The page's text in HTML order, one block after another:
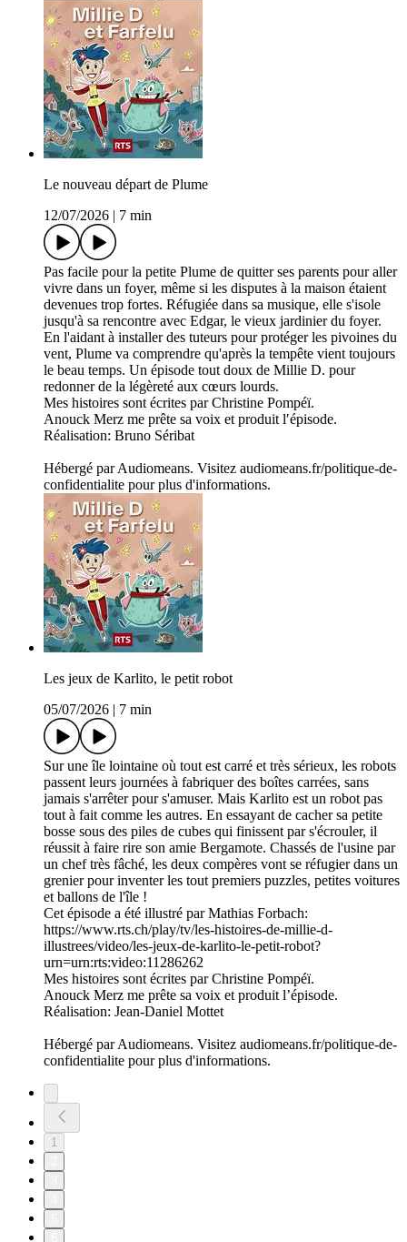
Le nouveau départ de Plume
12/07/2026
7 min
Pas facile pour la petite Plume de quitter ses parents pour aller
vivre dans un foyer, même si les disputes à la maison étaient
devenues trop fortes. Réfugiée dans sa musique, elle s'isole
jusqu'à sa rencontre avec Edgar, le vieux jardinier du foyer.
En l'aidant à installer des tuteurs pour protéger les pivoines du
vent, Plume va comprendre qu'après la tempête vient toujours
le beau temps. Un épisode tout doux de Millie D. pour
redonner de la légèreté aux cœurs lourds.
Mes histoires sont écrites par Christine Pompéï.
Anouck Merz me prête sa voix et produit lʹépisode.
Réalisation: Bruno Séribat
Hébergé par Audiomeans. Visitez audiomeans.fr/politique-de-
confidentialite pour plus d'informations.
Les jeux de Karlito, le petit robot
05/07/2026
7 min
Sur une île lointaine où tout est carré et très sérieux, les robots
passent leurs journées à fabriquer des boîtes carrées, sans
jamais s'arrêter pour s'amuser. Mais Karlito est un robot pas
tout à fait comme les autres. En essayant de cacher sa petite
bosse sous des piles de cubes qui finissent par s'écrouler, il
réussit à faire rire son amie Bergamote. Chassés de l'usine par
un chef très fâché, les deux compères vont se réfugier dans un
grenier pour inventer les tout premiers puzzles, petites voitures
et ballons de l'île !
Cet épisode a été illustré par Mathias Forbach:
https://www.rts.ch/play/tv/les-histoires-de-millie-d-
illustrees/video/les-jeux-de-karlito-le-petit-robot?
urn=urn:rts:video:11286262
Mes histoires sont écrites par Christine Pompéï.
Anouck Merz me prête sa voix et produit l’épisode.
Réalisation: Jean-Daniel Mottet
Hébergé par Audiomeans. Visitez audiomeans.fr/politique-de-
confidentialite pour plus d'informations.
1